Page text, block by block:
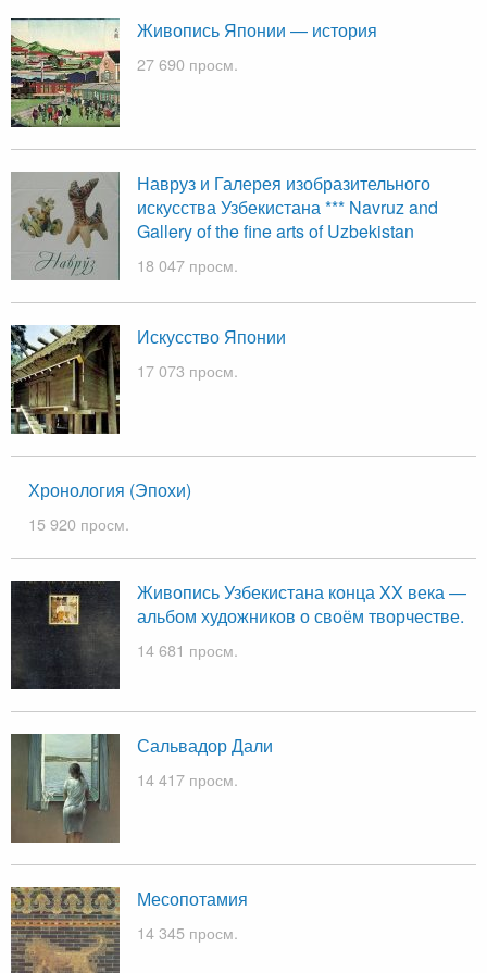
Живопись Японии — история
27 690 просм.
Навруз и Галерея изобразительного
искусства Узбекистана *** Navruz and
Gallery of the fine arts of Uzbekistan
18 047 просм.
Искусство Японии
17 073 просм.
Хронология (Эпохи)
15 920 просм.
Живопись Узбекистана конца XX века —
альбом художников о своём творчестве.
14 681 просм.
Сальвадор Дали
14 417 просм.
Месопотамия
14 345 просм.